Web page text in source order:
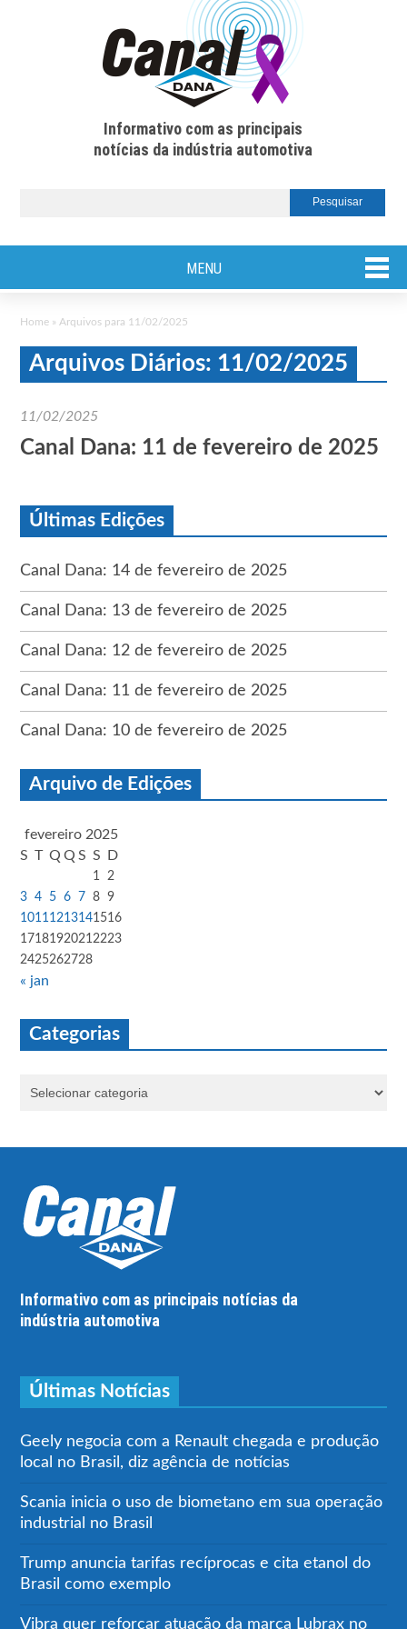
Informativo com as principais
notícias da indústria automotiva
MENU
Home » Arquivos para 11/02/2025
Arquivos Diários: 11/02/2025
11/02/2025
Canal Dana: 11 de fevereiro de 2025
Últimas Edições
Canal Dana: 14 de fevereiro de 2025
Canal Dana: 13 de fevereiro de 2025
Canal Dana: 12 de fevereiro de 2025
Canal Dana: 11 de fevereiro de 2025
Canal Dana: 10 de fevereiro de 2025
Arquivo de Edições
fevereiro 2025
S T Q Q S S D
1
2
3 4 5 6 7 8 9
1011 1213141516
1718192021 2223
2425262728
« jan
Categorias
Informativo com as principais notícias da
indústria automotiva
Últimas Notícias
Geely negocia com a Renault chegada e produção
local no Brasil, diz agência de notícias
Scania inicia o uso de biometano em sua operação
industrial no Brasil
Trump anuncia tarifas recíprocas e cita etanol do
Brasil como exemplo
Vibra quer reforçar atuação da marca Lubrax no